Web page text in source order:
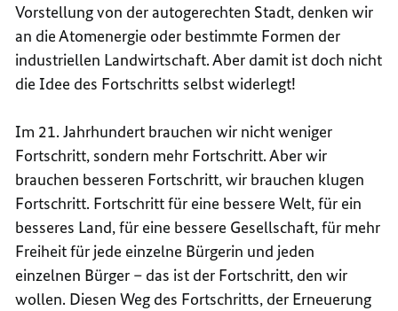
Vorstellung von der autogerechten Stadt, denken wir
an die Atomenergie oder bestimmte Formen der
industriellen Landwirtschaft. Aber damit ist doch nicht
die Idee des Fortschritts selbst widerlegt!
Im 21. Jahrhundert brauchen wir nicht weniger
Fortschritt, sondern mehr Fortschritt. Aber wir
brauchen besseren Fortschritt, wir brauchen klugen
Fortschritt. Fortschritt für eine bessere Welt, für ein
besseres Land, für eine bessere Gesellschaft, für mehr
Freiheit für jede einzelne Bürgerin und jeden
einzelnen Bürger – das ist der Fortschritt, den wir
wollen. Diesen Weg des Fortschritts, der Erneuerung